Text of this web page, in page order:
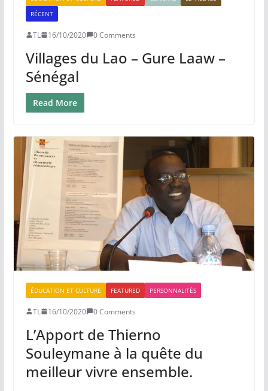
RÉCENT
TL 16/10/2020 0 Comments
Villages du Lao – Gure Laaw –
Sénégal
Read More
ÉDUCATION ET CULTURE FEATURED PERSONNALITÉS
TL 16/10/2020 0 Comments
L’Apport de Thierno
Souleymane à la quête du
meilleur vivre ensemble.